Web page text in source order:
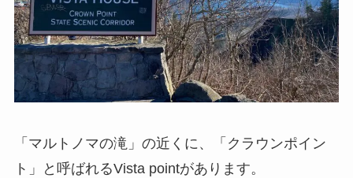
「マルトノマの滝」の近くに、「クラウンポイン
ト」と呼ばれるVista pointがあります。